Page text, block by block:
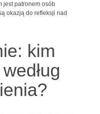
jest patronem osób
okazją do refleksji nad
kim